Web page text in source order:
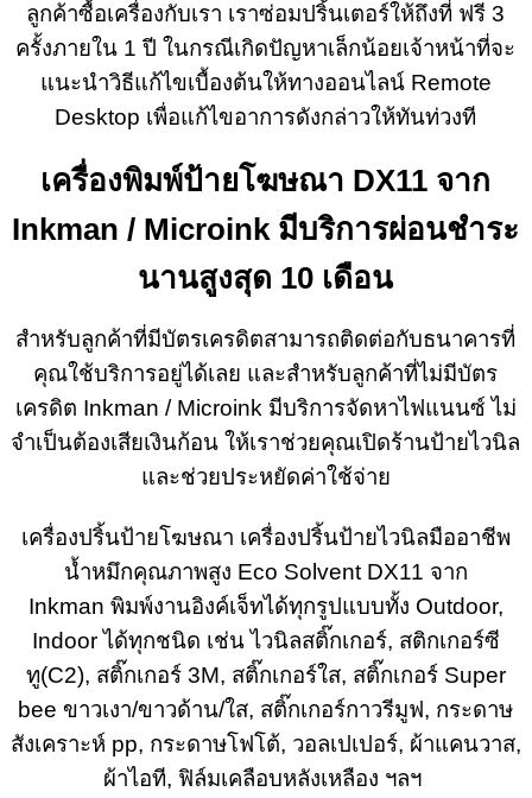
ลูกค้าซื้อเครื่องกับเรา เราซ่อมปริ้นเตอร์ให้ถึงที่ ฟรี 3
ครั้งภายใน 1 ปี ในกรณีเกิดปัญหาเล็กน้อยเจ้าหน้าที่จะ
แนะนำวิธีแก้ไขเบื้องต้นให้ทางออนไลน์ Remote
Desktop เพื่อแก้ไขอาการดังกล่าวให้ทันท่วงที
เครื่องพิมพ์ป้ายโฆษณา DX11 จาก
Inkman / Microink มีบริการผ่อนชำระ
นานสูงสุด 10 เดือน
สำหรับลูกค้าที่มีบัตรเครดิตสามารถติดต่อกับธนาคารที่
คุณใช้บริการอยู่ได้เลย และสำหรับลูกค้าที่ไม่มีบัตร
เครดิต Inkman / Microink มีบริการจัดหาไฟแนนซ์ ไม่
จำเป็นต้องเสียเงินก้อน ให้เราช่วยคุณเปิดร้านป้ายไวนิล
และช่วยประหยัดค่าใช้จ่าย
เครื่องปริ้นป้ายโฆษณา เครื่องปริ้นป้ายไวนิลมืออาชีพ
น้ำหมึกคุณภาพสูง Eco Solvent DX11 จาก
Inkman พิมพ์งานอิงค์เจ็ทได้ทุกรูปแบบทั้ง Outdoor,
Indoor ได้ทุกชนิด เช่น ไวนิลสติ๊กเกอร์, สติกเกอร์ซี
ทู(C2), สติ๊กเกอร์ 3M, สติ๊กเกอร์ใส, สติ๊กเกอร์ Super
bee ขาวเงา/ขาวด้าน/ใส, สติ๊กเกอร์กาวรีมูฟ, กระดาษ
สังเคราะห์ pp, กระดาษโฟโต้, วอลเปเปอร์, ผ้าแคนวาส,
ผ้าไอที, ฟิล์มเคลือบหลังเหลือง ฯลฯ